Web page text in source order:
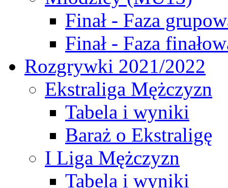
Finał - Faza
Finał - Faza
Rozgrywki 2021/2022
Ekstraliga Mężczyzn
Tabela i wyniki
Baraż o Ekstraligę
I Liga Mężczyzn
Tabela i wyniki